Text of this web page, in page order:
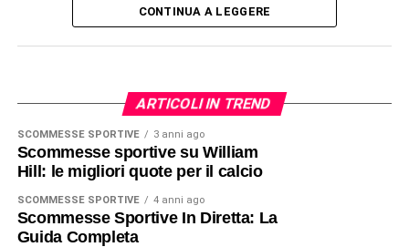
CONTINUA A LEGGERE
ARTICOLI IN TREND
SCOMMESSE SPORTIVE 3 anni ago
Scommesse sportive su William
Hill: le migliori quote per il calcio
SCOMMESSE SPORTIVE 4 anni ago
Scommesse Sportive In Diretta: La
Guida Completa